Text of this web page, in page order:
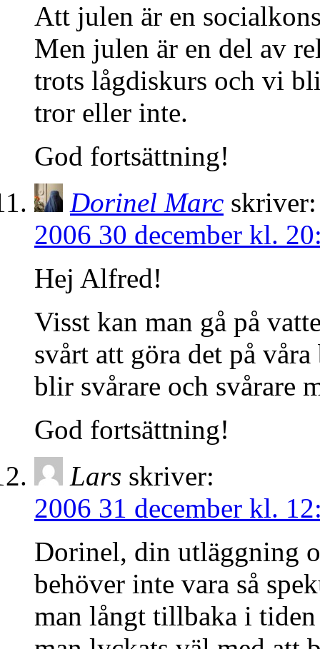
Att julen är en
Men julen är en del av
trots lågdiskurs och vi
tror eller inte.
God fortsättning!
Dorinel Marc skriver:
2006 30 december kl.
Hej Alfred!
Visst kan man gå på
svårt att göra det på
blir svårare och svårare
God fortsättning!
Lars skriver:
2006 31 december kl.
Dorinel, din utläggning
behöver inte vara så
man långt tillbaka i